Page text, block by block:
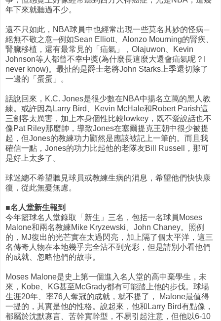
年下來就聽過不少。
還不只如此，NBA球員中也經常出現一些莫名其妙的怪病─
絕無不敬之意─例如Sean Elliott、Alonzo Mourning的腎疾、
腎臟移植，還有最常見的「疝氣」，Olajuwon、Kevin
Johnson等人都曾不幸中獎(為什麼長這麼大還會疝氣呢？I
never know)。最扯的是爵士老將John Starks上季還切除了
一邊的「蛋蛋」。
話說回來，K.C. Jones是很少數在NBA中揚名立萬的黑人教
練。或許因為Larry Bird、Kevin McHale和Robert Parish這
三劍客太厲害，加上本身個性比較lowkey，既不愛說話也不
像Pat Riley那麼帥，導致Jones在塞爾提克王朝中很少被提
起，但Jones的教練功力顯然是應該被記上一筆的。而且我
確信一點，Jones的功力比起他的老隊友Bill Russell，那可
是好上太多了。
球迷總不希望聽見球員或教練生病的消息，希望他們快快康
復，從此無憂無慮。
■名人堂新生報到
今年籃球名人堂錄取「新生」三名，包括一名球員Moses
Malone和兩名教練Mike Kryzewski、John Chaney。照例
的，MJ復出的光芒實在太過閃亮，加上隔了個太平洋，這三
名傳奇人物在本地幾乎完全沾不到光彩，但是請別小看他們
的成就、忽略他們的故事。
Moses Malone是史上第一個進入名人堂的高中棄學生，未
來，Kobe、KG甚至McGrady都有可能踏上他的步伐。球場
生涯20年、率76人奪冠的成就，就不提了， Malone最值得
一提的，其實是他的性格。說起來，他和Larry Bird有點像，
都屬於沈默寡言、苦幹實幹型，不易引起注意，但他以6-10